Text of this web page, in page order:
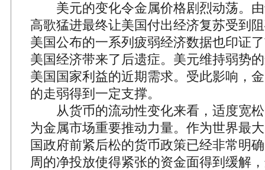
美元的变化令金属价格剧烈动荡。由
高歌猛进最终让美国付出经济复苏受到
美国公布的一系列疲弱经济数据也印证
美国经济带来了后遗症。美元维持弱势
美国国家利益的近期需求。受此影响，
的走弱得到一定支撑。
从货币的流动性变化来看，适度宽松
为金属市场重要推动力量。作为世界最
国政府前紧后松的货币政策已经非常明
周的净投放使得紧张的资金面得到缓解